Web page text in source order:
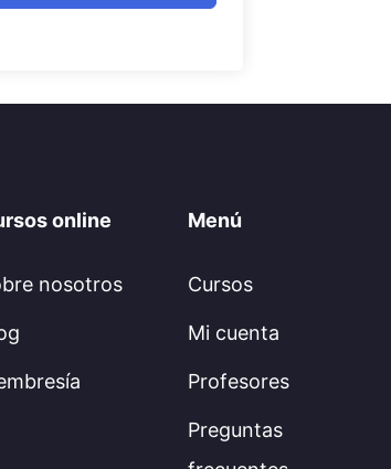
online
nosotros
Menú
Cursos
Mi cuenta
Profesores
Preguntas